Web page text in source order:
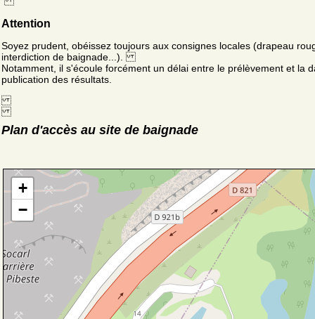
Attention
Soyez prudent, obéissez toujours aux consignes locales (drapeau
interdiction de baignade...).
Notamment, il s'écoule forcément un délai entre le prélèvement et la
publication des résultats.
Plan d'accès au site de baignade
+
−